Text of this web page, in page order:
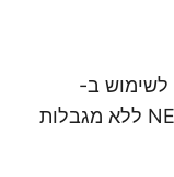
לשימוש ב-
Aspose.Slides עבור Python דרך NET ללא מגבלות